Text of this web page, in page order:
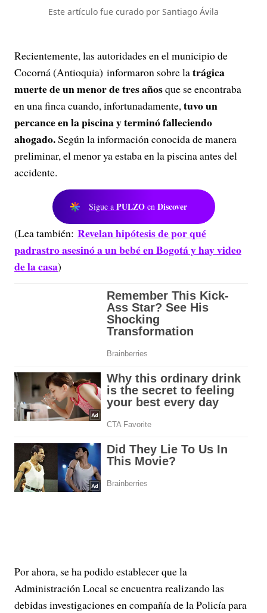
Este artículo fue curado por Santiago Ávila
Recientemente, las autoridades en el municipio de
Cocorná (Antioquia) informaron sobre latrágica
muerte de un menor de tres añosque se encontraba
en una finca cuando, infortunadamente,tuvo un
percance en la piscina y terminó falleciendo
ahogado.Según la información conocida de manera
preliminar, el menor ya estaba en la piscina antes del
accidente.
Sigue a PULZO en Discover
(Lea también: Revelan hipótesis de por qué
padrastro asesinó a un bebé en Bogotá y hay video
de la casa)
Por ahora, se ha podido establecer que la
Administración Local se encuentra realizando las
debidas investigaciones en compañía de la Policía para